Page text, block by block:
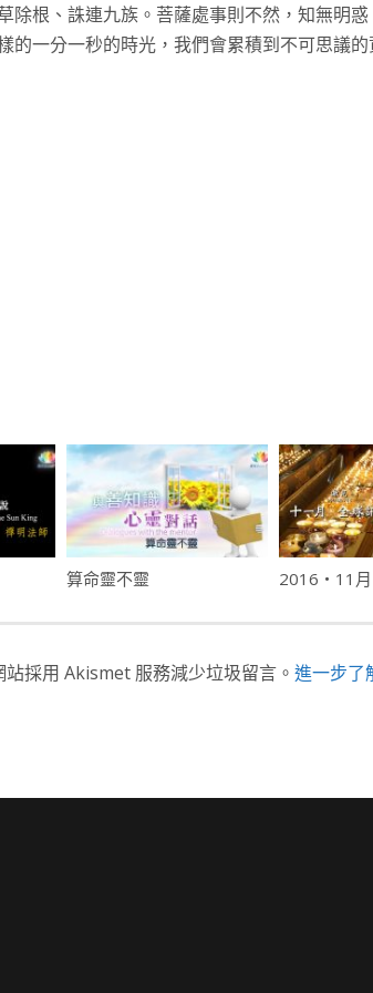
根、誅連九族。菩薩處事則不然，知無明
的一分一秒的時光，我們會累積到不可思議
算命靈不靈
站採用 Akismet 服務減少垃圾留言。 進一步了